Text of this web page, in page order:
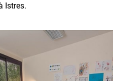
Istres.